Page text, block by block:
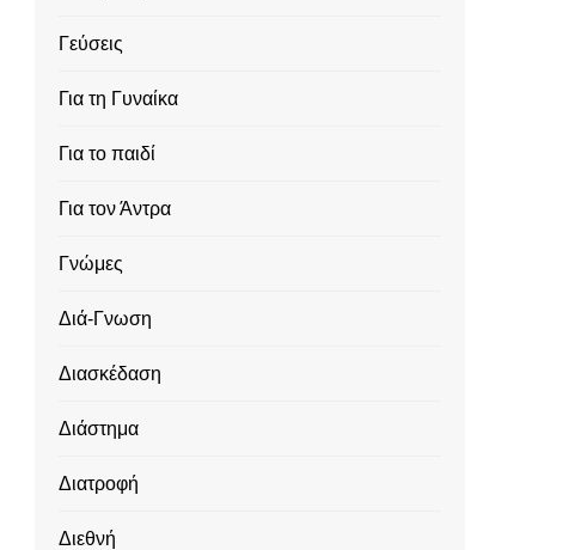
Γεύσεις
Για τη Γυναίκα
Για το παιδί
Για τον Άντρα
Γνώμες
Διά-Γνωση
Διασκέδαση
Διάστημα
Διατροφή
Διεθνή